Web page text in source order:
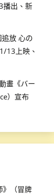
播出、新
放 心の
13上映、
畫《バー
）宣布
》（冒牌